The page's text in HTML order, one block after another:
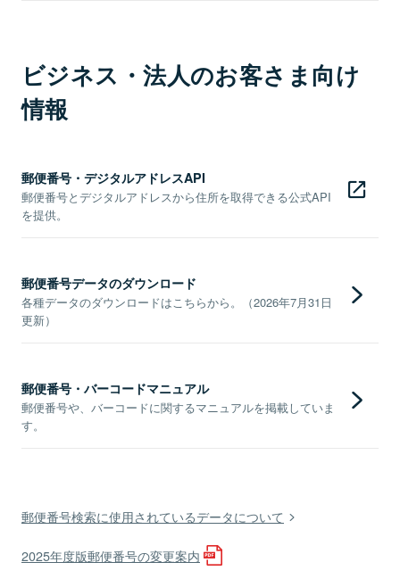
ビジネス・法人のお客さま向け
情報
郵便番号・デジタルアドレスAPI
郵便番号とデジタルアドレスから住所を取得できる公式API
を提供。
郵便番号データのダウンロード
各種データのダウンロードはこちらから。（2026年7月31日
更新）
郵便番号・バーコードマニュアル
郵便番号や、バーコードに関するマニュアルを掲載していま
す。
郵便番号検索に使用されているデータについて
2025年度版郵便番号の変更案内